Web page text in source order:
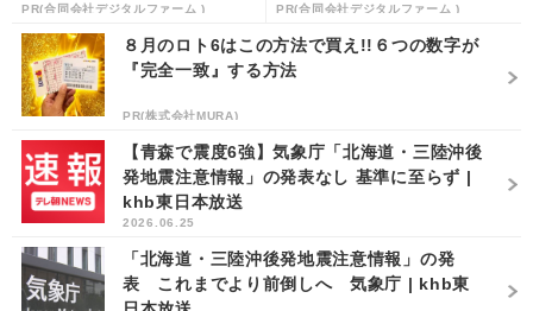
PR(合同会社デジタルファーム ) PR(合同会社デジタルファーム )
８月のロト6はこの方法で買え!!６つの数字が
『完全一致』する方法
PR(株式会社MURA)
【青森で震度6強】気象庁「北海道・三陸沖後
発地震注意情報」の発表なし 基準に至らず |
khb東日本放送
2026.06.25
「北海道・三陸沖後発地震注意情報」の発
表 これまでより前倒しへ 気象庁 | khb東